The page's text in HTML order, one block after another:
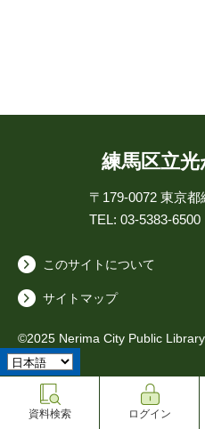
練馬区立
〒179-0072 東京都
TEL: 03-5383-6500
このサイトについて
サイトマップ
©2025 Nerima City Public
資料検索 ログイン